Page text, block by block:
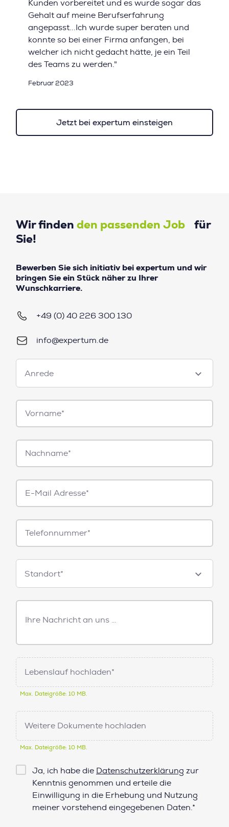
Kunden vorbereitet und es wurde sogar das
Gehalt auf meine Berufserfahrung
angepasst...Ich wurde super beraten und
konnte so bei einer Firma anfangen, bei
welcher ich nicht gedacht hätte, je ein Teil
des Teams zu werden."
Februar 2023
Jetzt bei expertum einsteigen
Wir finden den passenden Job für
Sie!
Bewerben Sie sich initiativ bei expertum und wir
bringen Sie ein Stück näher zu Ihrer
Wunschkarriere.
+49 (0) 40 226 300 130
info@expertum.de
Anrede
Anrede
Vorname*
Nachname*
E-
Mail*
Telefonnummer
Standorte
Standort*
Freitext
Nachricht
Lebenslauf hochladen*
Max. Dateigröße: 10 MB.
Weitere Dokumente hochladen
Max. Dateigröße: 10 MB.
Checkbox
Datenschutz*
Ja, ich habe die Datenschutzerklärung zur
Kenntnis genommen und erteile die
Einwilligung in die Erhebung und Nutzung
meiner vorstehend eingegebenen Daten.*